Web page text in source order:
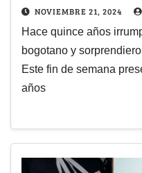
NOVIEMBRE 21, 2024
Hace quince años
bogotano y
Este fin de semana
años